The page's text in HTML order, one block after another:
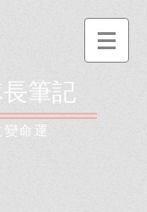
筆記
命運